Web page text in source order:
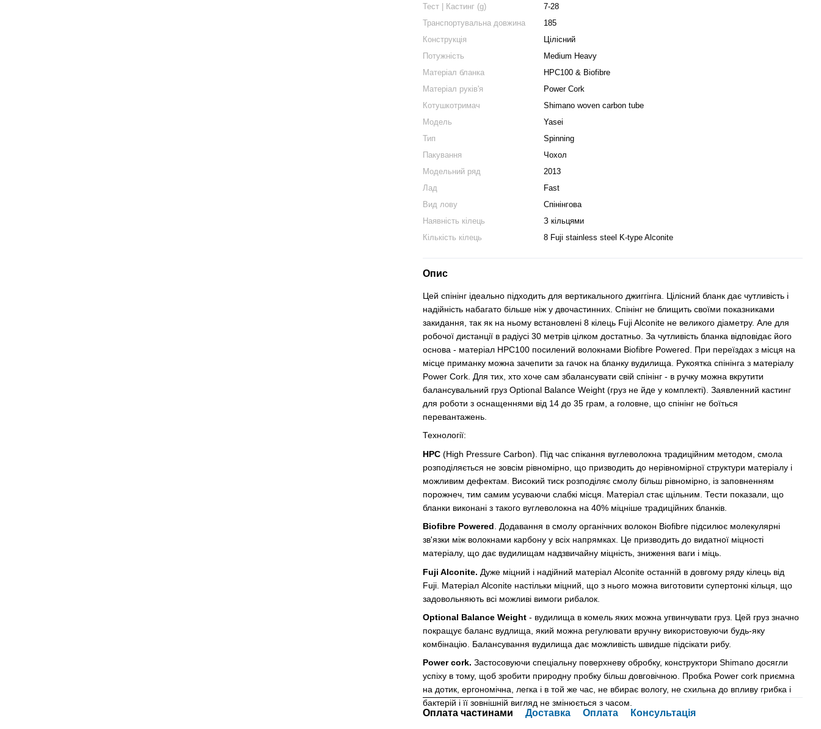
Тест | Кастинг (g)
7-28
Транспортувальна довжина
185
Конструкція
Цілісний
Потужність
Medium Heavy
Матеріал бланка
HPC100 & Biofibre
Матеріал руків'я
Power Cork
Котушкотримач
Shimano woven carbon tube
Модель
Yasei
Тип
Spinning
Пакування
Чохол
Модельний ряд
2013
Лад
Fast
Вид лову
Спінінгова
Наявність кілець
З кільцями
Кількість кілець
8 Fuji stainless steel K-type Alconite
Опис
Цей спінінг ідеально підходить для вертикального джиггінга. Цілісний бланк дає чутливість і
надійність набагато більше ніж у двочастинних. Спінінг не блищить своїми показниками
закидання, так як на ньому встановлені 8 кілець Fuji Alconite не великого діаметру. Але для
робочої дистанції в радіусі 30 метрів цілком достатньо. За чутливість бланка відповідає його
основа - матеріал HPC100 посилений волокнами Biofibre Powered. При переїздах з місця на
місце приманку можна зачепити за гачок на бланку вудилища. Рукоятка спінінга з матеріалу
Power Cork. Для тих, хто хоче сам збалансувати свій спінінг - в ручку можна вкрутити
балансувальний груз Optional Balance Weight (груз не йде у комплекті). Заявленний кастинг
для роботи з оснащеннями від 14 до 35 грам, а головне, що спінінг не боїться
перевантажень.
Технології:
HPC (High Pressure Carbon). Під час спікання вуглеволокна традиційним методом, смола
розподіляється не зовсім рівномірно, що призводить до нерівномірної структури матеріалу і
можливим дефектам. Високий тиск розподіляє смолу більш рівномірно, із заповненням
порожнеч, тим самим усуваючи слабкі місця. Матеріал стає щільним. Тести показали, що
бланки виконані з такого вуглеволокна на 40% міцніше традиційних бланків.
Biofibre Powered . Додавання в смолу органічних волокон Biofibre підсилює молекулярні
зв'язки між волокнами карбону у всіх напрямках. Це призводить до видатної міцності
матеріалу, що дає вудилищам надзвичайну міцність, зниження ваги і міць.
Fuji Alconite. Дуже міцний і надійний матеріал Alconite останній в довгому ряду кілець від
Fuji. Матеріал Alconite настільки міцний, що з нього можна виготовити супертонкі кільця, що
задовольняють всі можливі вимоги рибалок.
Optional Balance Weight - вудилища в комель яких можна угвинчувати груз. Цей груз значно
покращує баланс вудлища, який можна регулювати вручну використовуючи будь-яку
комбінацію. Балансування вудилища дає можливість швидше підсікати рибу.
Power cork. Застосовуючи спеціальну поверхневу обробку, конструктори Shimano досягли
успіху в тому, щоб зробити природну пробку більш довговічною. Пробка Power cork приємна
на дотик, ергономічна, легка і в той же час, не вбирає вологу, не схильна до впливу грибка і
бактерій і її зовнішній вигляд не змінюється з часом.
Оплата частинами Доставка Оплата Консультація